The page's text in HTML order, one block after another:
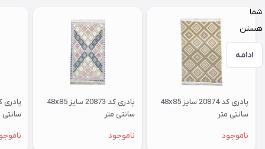
شما
هستن
ادامه
پادری کد 20874 سایز 48x85
سانتی متر
ناموجود
پادری کد 20873 سایز 48x85
سانتی متر
ناموجود
سانتی